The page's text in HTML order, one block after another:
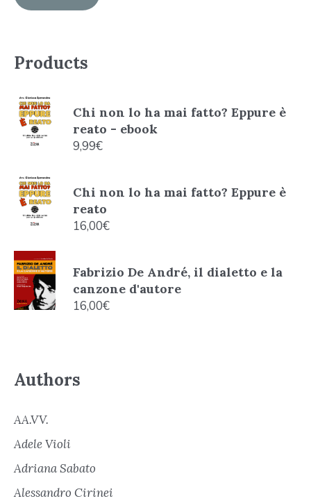
Products
Chi non lo ha mai fatto? Eppure è
reato - ebook
9,99€
Chi non lo ha mai fatto? Eppure è
reato
16,00€
Fabrizio De André, il dialetto e la
canzone d'autore
16,00€
Authors
AA.VV.
Adele Violi
Adriana Sabato
Alessandro Cirinei